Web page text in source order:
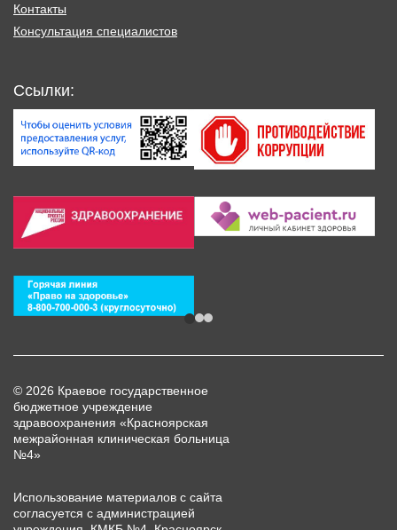
Контакты
Консультация специалистов
Ссылки:
© 2026 Краевое государственное
бюджетное учреждение
здравоохранения «Красноярская
межрайонная клиническая больница
№4»
Использование материалов с сайта
согласуется с администрацией